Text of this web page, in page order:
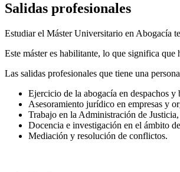
Salidas profesionales
Estudiar el Máster Universitario en Abogacía
Este máster es habilitante, lo que significa
Las salidas profesionales que tiene una
Ejercicio de la abogacía en despachos y
Asesoramiento jurídico en empresas y
Trabajo en la Administración de
Docencia e investigación en el ámbito
Mediación y resolución de conflictos.